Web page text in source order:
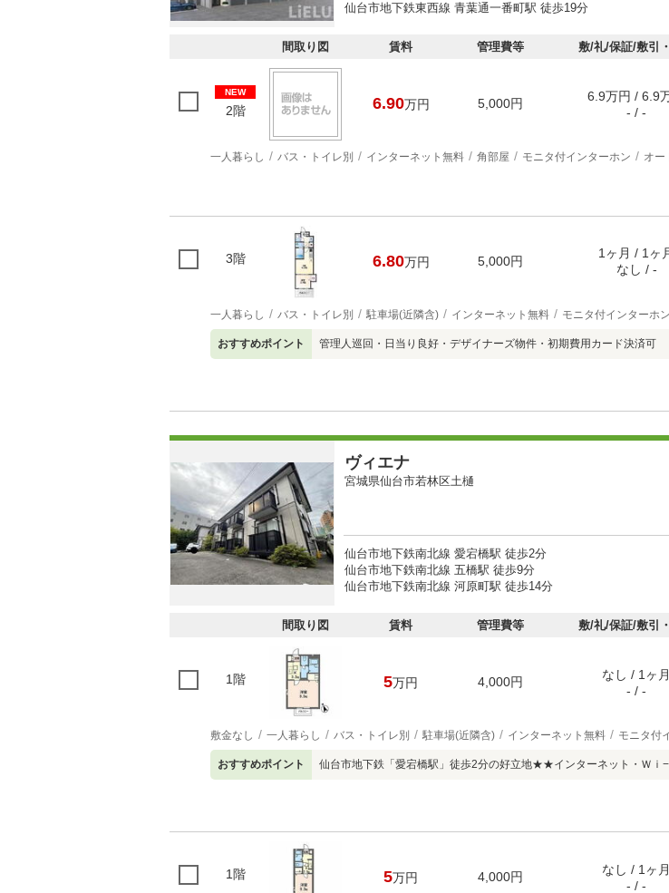
仙台市地下鉄東西線 青葉通一番町駅 徒歩19分
間取り図 賃料 管理費等 敷/礼/保証/敷引
NEW
2階 6.90万円 5,000円
6.9万円 / 6.9
- / -
一人暮らし バス・トイレ別 インターネット無料 角部屋 モニタ付インターホン オー
3階 6.80万円 5,000円
1ヶ月 / 1ヶ
なし / -
一人暮らし バス・トイレ別 駐車場(近隣含) インターネット無料 モニタ付インターホン
おすすめポイント 管理人巡回・日当り良好・デザイナーズ物件・初期費用カード決済可
ヴィエナ
宮城県仙台市若林区土樋
仙台市地下鉄南北線 愛宕橋駅 徒歩2分
仙台市地下鉄南北線 五橋駅 徒歩9分
仙台市地下鉄南北線 河原町駅 徒歩14分
間取り図 賃料 管理費等 敷/礼/保証/敷引
1階 5万円 4,000円
なし / 1ヶ月
- / -
敷金なし 一人暮らし バス・トイレ別 駐車場(近隣含) インターネット無料 モニタ付
おすすめポイント 仙台市地下鉄「愛宕橋駅」徒歩2分の好立地★★インターネット・Ｗｉ
1階 5万円 4,000円
なし / 1ヶ月
- / -